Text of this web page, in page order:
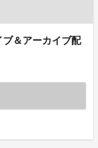
＆アーカイブ配